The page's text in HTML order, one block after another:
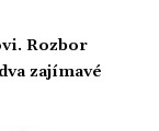
Rozbor
zajímavé